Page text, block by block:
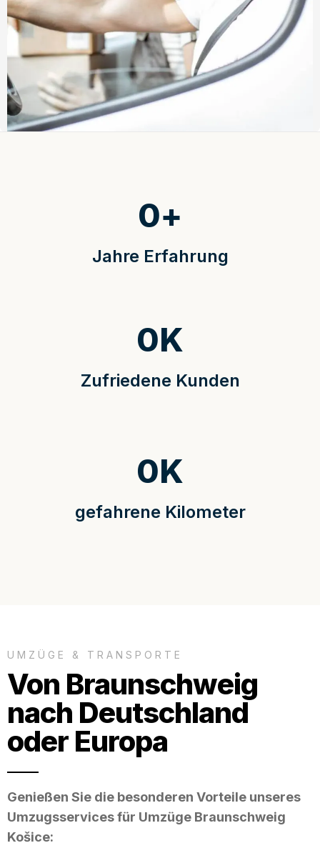
Jahre Erfahrung
0+
Zufriedene Kunden
0K
gefahrene Kilometer
0K
UMZÜGE & TRANSPORTE
Von Braunschweig
nach Deutschland
oder Europa
Genießen Sie die besonderen Vorteile unseres
Umzugsservices für Umzüge Braunschweig
Košice: